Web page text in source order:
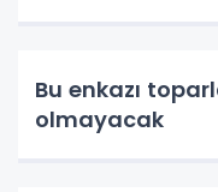
Bu enkazı
olmayacak